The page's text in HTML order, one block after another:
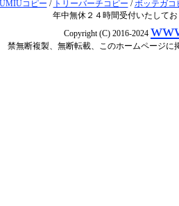
コピー / トリーバーチコピー /ボッテガコ
年中無休２４時間受付いたして
Copyright (C) 2016-2024
禁無断複製、無断転載、このホームページ